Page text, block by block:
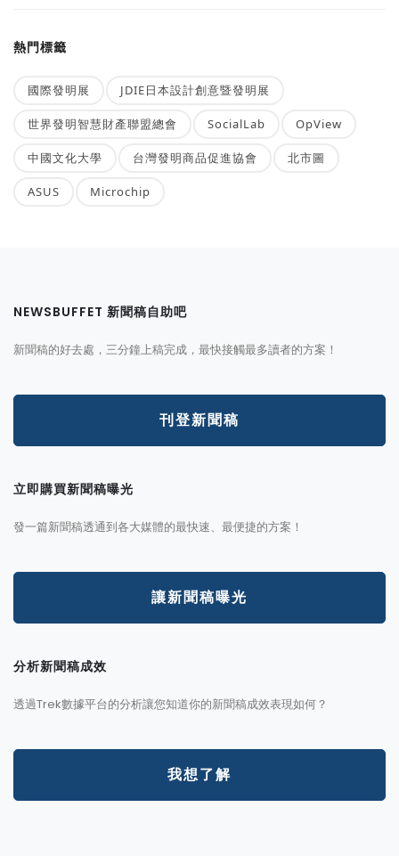
熱門標籤
國際發明展 JDIE日本設計創意暨發明展
世界發明智慧財產聯盟總會 SocialLab OpView
中國文化大學 台灣發明商品促進協會 北市圖
ASUS Microchip
NEWSBUFFET 新聞稿自助吧
新聞稿的好去處，三分鐘上稿完成，最快接觸最多讀者的方案！
刊登新聞稿
立即購買新聞稿曝光
發一篇新聞稿透通到各大媒體的最快速、最便捷的方案！
讓新聞稿曝光
分析新聞稿成效
透過Trek數據平台的分析讓您知道你的新聞稿成效表現如何？
我想了解